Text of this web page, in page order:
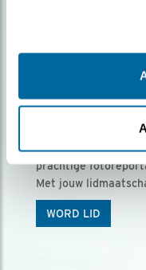
Ontvang 5 x
Vogels is het
prachtige
Met jouw
WORD LID